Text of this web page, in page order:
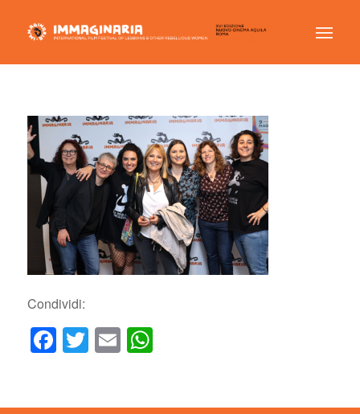
Condividi:
Facebook
Twitter
EmailWhatsApp